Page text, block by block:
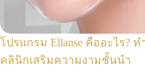
โปรแกรม Ellanse คืออะไร?
คลินิกเสริมความงามชั้นนำ